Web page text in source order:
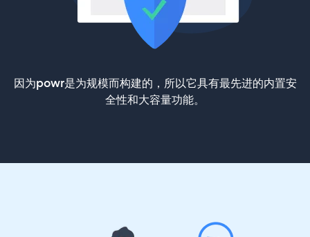
因为powr是为规模而构建的，所以它具有最先进的内置安
全性和大容量功能。